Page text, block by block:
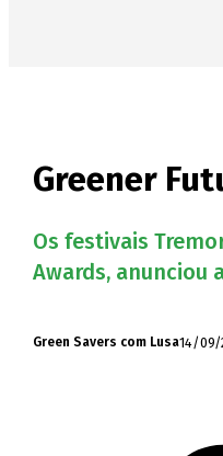
Greener
Os festivais
Awards, anunciou
Green Savers com Lusa14/09/